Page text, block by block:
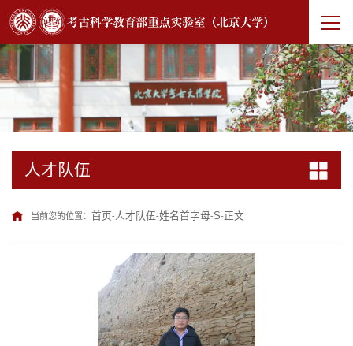
人才队伍
当前您的位置： 首页-人才队伍-姓名首字母-S-正文